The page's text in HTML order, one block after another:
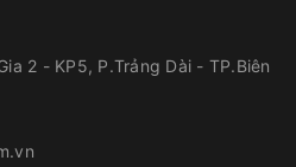
2 - KP5, P.Trảng Dài - TP.Biên